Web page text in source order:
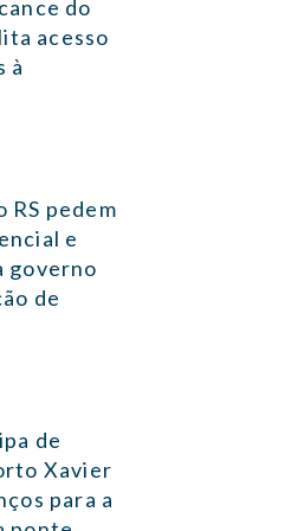
do
acesso
à
RS pedem
e
governo
de
de
Xavier
para a